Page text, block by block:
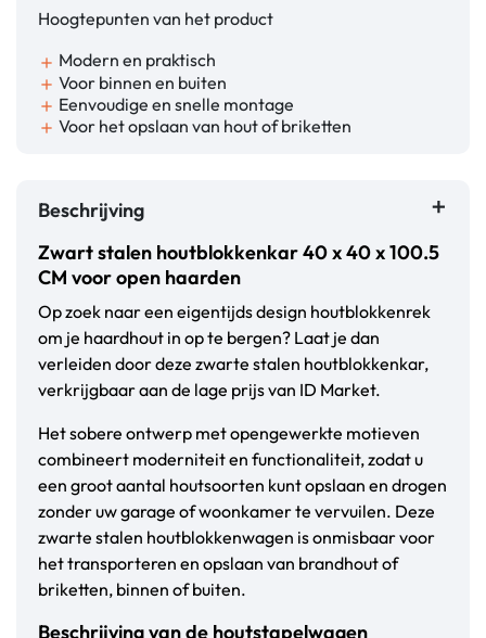
Hoogtepunten van het product
add Modern en praktisch
add Voor binnen en buiten
add Eenvoudige en snelle montage
add Voor het opslaan van hout of briketten
Beschrijving
Zwart stalen houtblokkenkar 40 x 40 x 100.5
CM voor open haarden
Op zoek naar een eigentijds design houtblokkenrek
om je haardhout in op te bergen? Laat je dan
verleiden door deze zwarte stalen houtblokkenkar,
verkrijgbaar aan de lage prijs van ID Market.
Het sobere ontwerp met opengewerkte motieven
combineert moderniteit en functionaliteit, zodat u
een groot aantal houtsoorten kunt opslaan en drogen
zonder uw garage of woonkamer te vervuilen. Deze
zwarte stalen houtblokkenwagen is onmisbaar voor
het transporteren en opslaan van brandhout of
briketten, binnen of buiten.
Beschrijving van de houtstapelwagen